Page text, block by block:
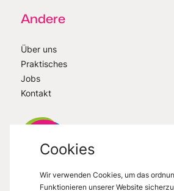
Andere
Über uns
Praktisches
Jobs
Kontakt
VisitMons 2026- All right reserved
Cookies
Wir verwenden Cookies, um das
Funktionieren unserer Website